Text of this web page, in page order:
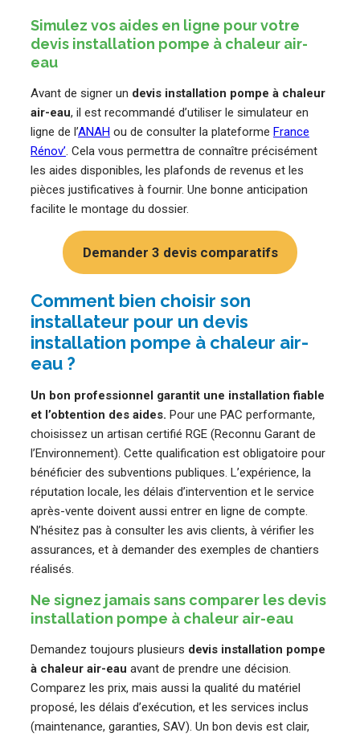
Simulez vos aides en ligne pour votre
devis installation pompe à chaleur air-
eau
Avant de signer un devis installation pompe à chaleur
air-eau, il est recommandé d’utiliser le simulateur en
ligne de l’ANAH ou de consulter la plateforme France
Rénov’. Cela vous permettra de connaître précisément
les aides disponibles, les plafonds de revenus et les
pièces justificatives à fournir. Une bonne anticipation
facilite le montage du dossier.
Demander 3 devis comparatifs
Comment bien choisir son
installateur pour un devis
installation pompe à chaleur air-
eau ?
Un bon professionnel garantit une installation fiable
et l’obtention des aides. Pour une PAC performante,
choisissez un artisan certifié RGE (Reconnu Garant de
l’Environnement). Cette qualification est obligatoire pour
bénéficier des subventions publiques. L’expérience, la
réputation locale, les délais d’intervention et le service
après-vente doivent aussi entrer en ligne de compte.
N’hésitez pas à consulter les avis clients, à vérifier les
assurances, et à demander des exemples de chantiers
réalisés.
Ne signez jamais sans comparer les devis
installation pompe à chaleur air-eau
Demandez toujours plusieurs devis installation pompe
à chaleur air-eau avant de prendre une décision.
Comparez les prix, mais aussi la qualité du matériel
proposé, les délais d’exécution, et les services inclus
(maintenance, garanties, SAV). Un bon devis est clair,